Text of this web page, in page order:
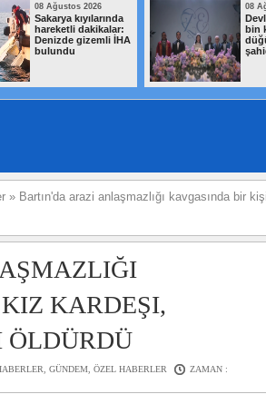
08 Ağustos 2026
Sakarya kıyılarında
hareketli dakikalar:
Denizde gizemli İHA
bulundu
08
bin
» Bartın'da arazi anlaşmazlığı kavgasında bir kişi
KARDEŞI,
ÖLDÜRDÜ
, GÜNDEM, ÖZEL HABERLER
ZAMAN :